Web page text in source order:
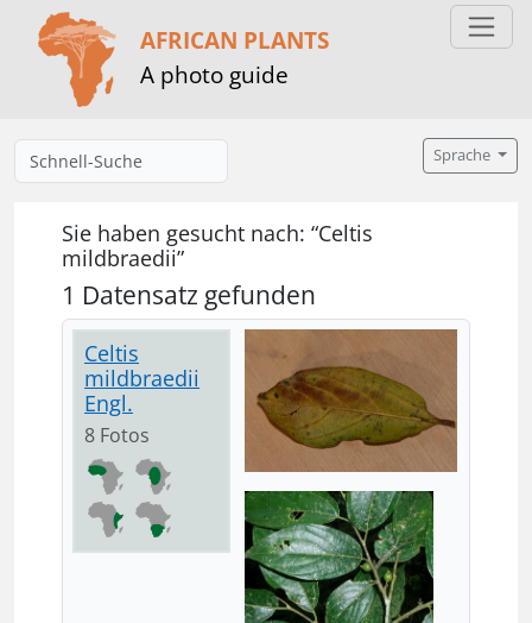
AFRICAN PLANTS
A photo guide
Sprache
Sie haben gesucht nach: “Celtis
mildbraedii”
1 Datensatz gefunden
Celtis
mildbraedii
Engl.
8 Fotos